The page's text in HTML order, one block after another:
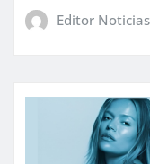
Editor Noticias